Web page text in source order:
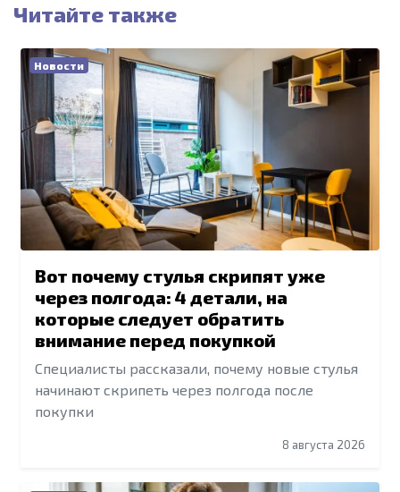
Читайте также
Новости
Вот почему стулья скрипят уже
через полгода: 4 детали, на
которые следует обратить
внимание перед покупкой
Специалисты рассказали, почему новые стулья
начинают скрипеть через полгода после
покупки
8 августа 2026